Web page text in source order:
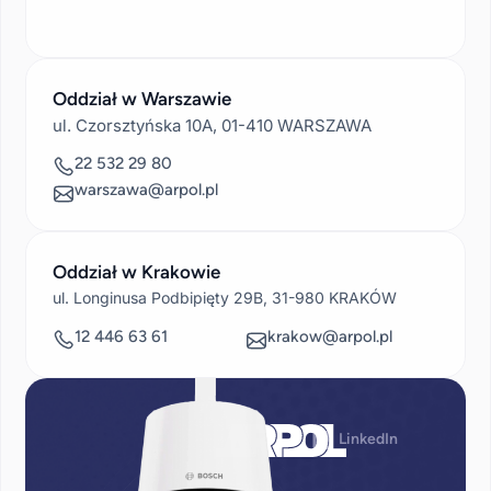
Oddział w Warszawie
ul. Czorsztyńska 10A, 01-410 WARSZAWA
22 532 29 80
warszawa@arpol.pl
Oddział w Krakowie
ul. Longinusa Podbipięty 29B, 31-980 KRAKÓW
12 446 63 61 krakow@arpol.pl
LinkedIn